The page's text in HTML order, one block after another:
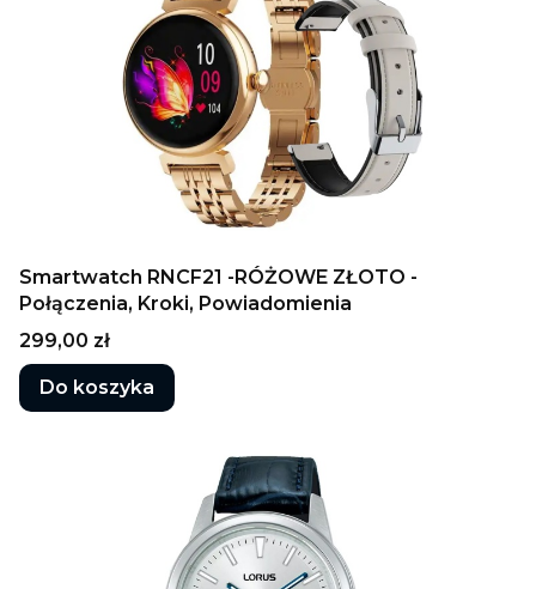
Smartwatch RNCF21 -RÓŻOWE ZŁOTO -
Połączenia, Kroki, Powiadomienia
Cena
299,00 zł
Do koszyka